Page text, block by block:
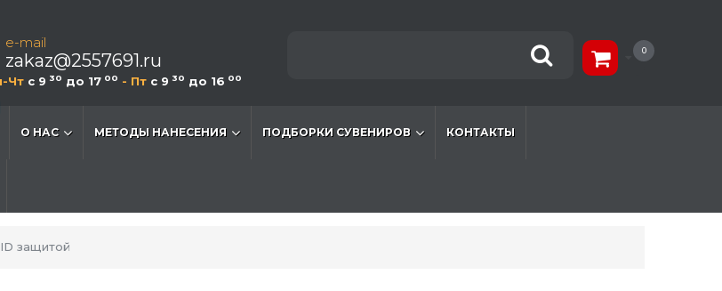
e-mail
zakaz@2557691.ru
Чт c 9 30 до 17 00 - Пт c 9 30 до 16 00
0
О НАС МЕТОДЫ НАНЕСЕНИЯ ПОДБОРКИ СУВЕНИРОВ КОНТАКТЫ
защитой